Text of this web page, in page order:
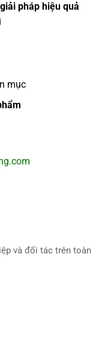
giải pháp hiệu quả
mục
và đối tác trên toàn